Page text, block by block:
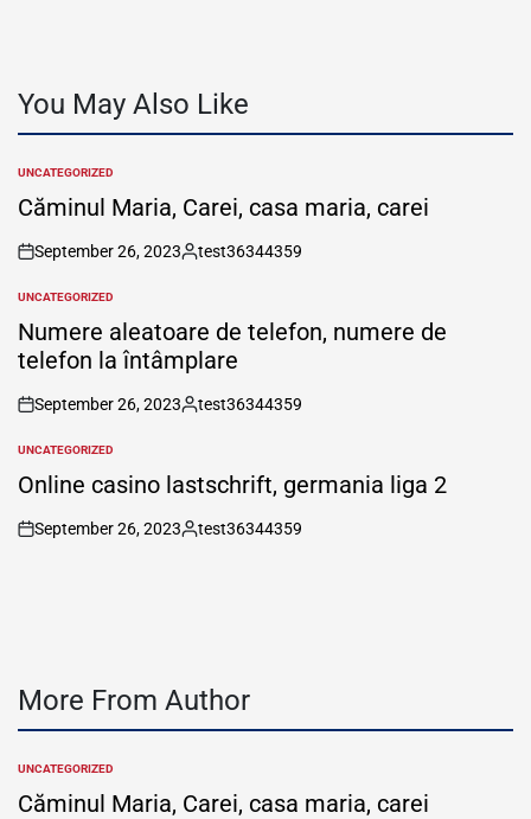
You May Also Like
POSTED
IN
UNCATEGORIZED
Căminul Maria, Carei, casa maria, carei
on
September 26, 2023
Posted
test36344359
POSTED
IN
UNCATEGORIZED
Numere aleatoare de telefon, numere de
telefon la întâmplare
on
September 26, 2023
Posted
test36344359
POSTED
IN
UNCATEGORIZED
Online casino lastschrift, germania liga 2
on
September 26, 2023
Posted
test36344359
More From Author
POSTED
IN
UNCATEGORIZED
Căminul Maria, Carei, casa maria, carei